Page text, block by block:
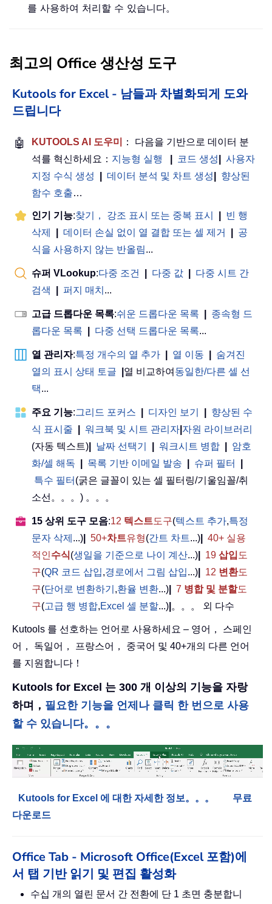
를 사용하여 처리할 수 있습니다。
최고의 Office 생산성 도구
Kutools for Excel - 남들과 차별화되게 도와
드립니다
🤖 KUTOOLS AI 도우미
： 다음을 기반으로 데이터 분
석를 혁신하세요： 지능형 실행 코드 생성
사용자
지정 수식 생성
데이터 분석 및 차트 생성
향상된
함수 호출…
인기 기능:찾기， 강조 표시 또는 중복 표시
빈 행
삭제
데이터 손실 없이 열 결합 또는 셀 제거
공
식을 사용하지 않는 반올림...
슈퍼 VLookup:다중 조건 다중 값
다중 시트 간
검색
퍼지 매치 ...
고급 드롭다운 목록:쉬운 드롭다운 목록
종속형 드
롭다운 목록
다중 선택 드롭다운 목록...
열 관리자:특정 개수의 열 추가 열 이동
숨겨진
열의 표시 상태 토글
열 비교하여 동일한/다른 셀 선
택...
주요 기능:그리드 포커스 디자인 보기
향상된 수
식 표시줄
워크북 및 시트 관리자 자원 라이브러리
(자동 텍스트)
날짜 선택기 워크시트 병합
암호
화/셀 해독
목록 기반 이메일 발송 슈퍼 필터
특수 필터 (굵은 글꼴이 있는 셀 필터링/기울임꼴/취
소선。。。) 。。。
15 상위 도구 모음:12 텍스트도구(텍스트 추가,특정
문자 삭제 ...) 50+차트유형(간트 차트...)
40+ 실용
적인수식(생일을 기준으로 나이 계산...) 19 삽입 도
구(QR 코드 삽입,경로에서 그림 삽입...) 12 변환도
구(단어로 변환하기 ,환율 변환...) 7 병합 및 분할도
구(고급 행 병합,Excel 셀 분할...) 。。。 외 다수
Kutools 를 선호하는 언어로 사용하세요 – 영어， 스페인
어， 독일어， 프랑스어， 중국어 및 40+개의 다른 언어
를 지원합니다！
Kutools for Excel 는 300 개 이상의 기능을 자랑
하며， 필요한 기능을 언제나 클릭 한 번으로 사용
할 수 있습니다。。。
Kutools for Excel 에 대한 자세한 정보。。。
무료
다운로드
Office Tab - Microsoft Office(Excel 포함)에
서 탭 기반 읽기 및 편집 활성화
수십 개의 열린 문서 간 전환에 단 1 초면 충분합니